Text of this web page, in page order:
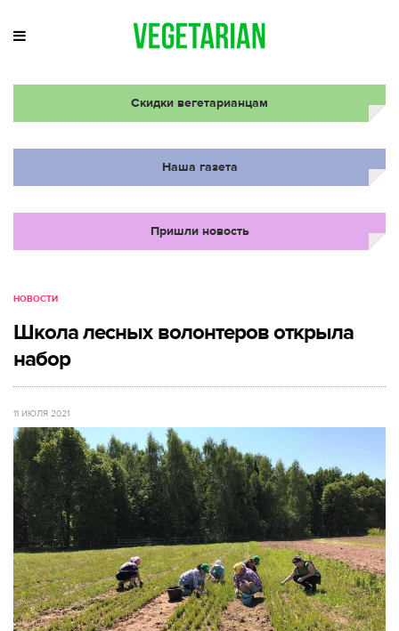
Скидки вегетарианцам
Наша газета
Пришли новость
НОВОСТИ
Школа лесных волонтеров открыла
набор
11 ИЮЛЯ 2021